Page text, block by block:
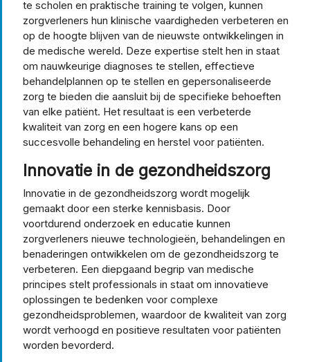
te scholen en praktische training te volgen, kunnen
zorgverleners hun klinische vaardigheden verbeteren en
op de hoogte blijven van de nieuwste ontwikkelingen in
de medische wereld. Deze expertise stelt hen in staat
om nauwkeurige diagnoses te stellen, effectieve
behandelplannen op te stellen en gepersonaliseerde
zorg te bieden die aansluit bij de specifieke behoeften
van elke patiënt. Het resultaat is een verbeterde
kwaliteit van zorg en een hogere kans op een
succesvolle behandeling en herstel voor patiënten.
Innovatie in de gezondheidszorg
Innovatie in de gezondheidszorg wordt mogelijk
gemaakt door een sterke kennisbasis. Door
voortdurend onderzoek en educatie kunnen
zorgverleners nieuwe technologieën, behandelingen en
benaderingen ontwikkelen om de gezondheidszorg te
verbeteren. Een diepgaand begrip van medische
principes stelt professionals in staat om innovatieve
oplossingen te bedenken voor complexe
gezondheidsproblemen, waardoor de kwaliteit van zorg
wordt verhoogd en positieve resultaten voor patiënten
worden bevorderd.